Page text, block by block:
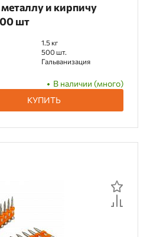
и кирпичу
шт
1.5 кг
500 шт.
Гальванизация
В наличии (много)
КУПИТЬ